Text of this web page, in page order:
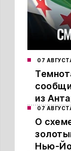
07
из
07
О
Нью-